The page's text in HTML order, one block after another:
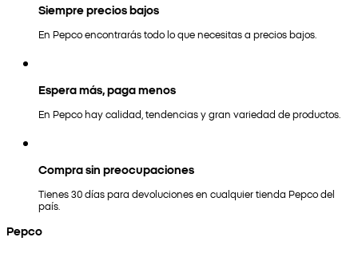
Siempre precios bajos
En Pepco encontrarás todo lo que necesitas a precios bajos.
Espera más, paga menos
En Pepco hay calidad, tendencias y gran variedad de productos.
Compra sin preocupaciones
Tienes 30 días para devoluciones en cualquier tienda Pepco del
país.
Pepco